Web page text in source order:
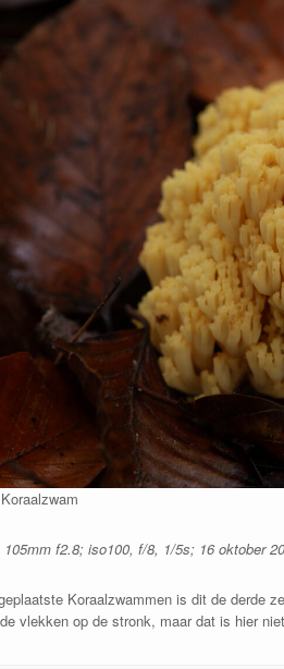
f2.8; iso100, f/8, 1/5s; 16 oktober
Koraalzwammen is dit de derde
vlekken op de stronk, maar dat is hier